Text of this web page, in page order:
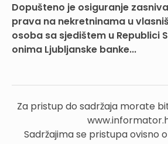
Dopušteno je osiguranje
prava na nekretninama u
osoba sa sjedištem u Republici
onima Ljubljanske banke...
Za pristup do sadržaja morate
Sadržajima se pristupa ovisno